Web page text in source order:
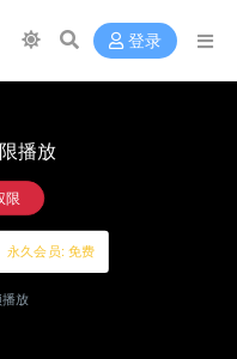
登录
播放
限
永久会员:免费
播放